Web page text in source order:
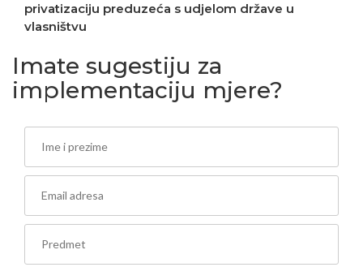
privatizaciju preduzeća s udjelom države u
vlasništvu
Imate sugestiju za
implementaciju mjere?